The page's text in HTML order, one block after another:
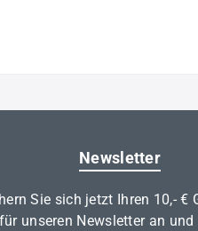
Newsletter
Sie sich jetzt Ihren 10,- €
unseren Newsletter an